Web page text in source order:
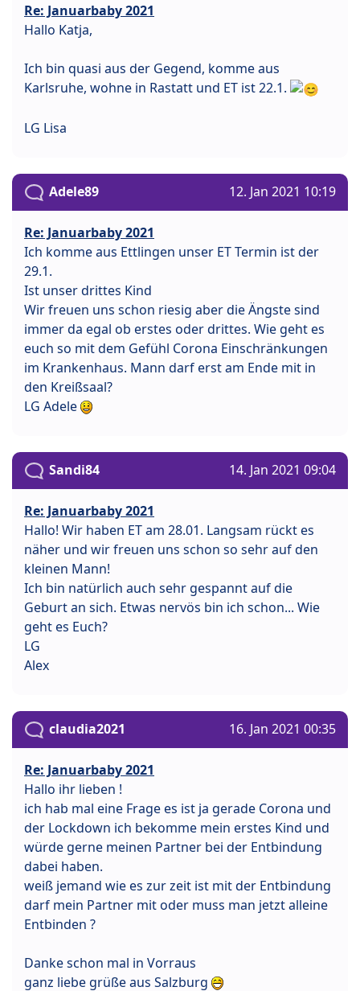
Re: Januarbaby 2021
Hallo Katja,
Ich bin quasi aus der Gegend, komme aus
Karlsruhe, wohne in Rastatt und ET ist 22.1.
LG Lisa
Adele89 12. Jan 2021 10:19
Re: Januarbaby 2021
Ich komme aus Ettlingen unser ET Termin ist der
29.1.
Ist unser drittes Kind
Wir freuen uns schon riesig aber die Ängste sind
immer da egal ob erstes oder drittes. Wie geht es
euch so mit dem Gefühl Corona Einschränkungen
im Krankenhaus. Mann darf erst am Ende mit in
den Kreißsaal?
LG Adele
Sandi84 14. Jan 2021 09:04
Re: Januarbaby 2021
Hallo! Wir haben ET am 28.01. Langsam rückt es
näher und wir freuen uns schon so sehr auf den
kleinen Mann!
Ich bin natürlich auch sehr gespannt auf die
Geburt an sich. Etwas nervös bin ich schon... Wie
geht es Euch?
LG
Alex
claudia2021 16. Jan 2021 00:35
Re: Januarbaby 2021
Hallo ihr lieben !
ich hab mal eine Frage es ist ja gerade Corona und
der Lockdown ich bekomme mein erstes Kind und
würde gerne meinen Partner bei der Entbindung
dabei haben.
weiß jemand wie es zur zeit ist mit der Entbindung
darf mein Partner mit oder muss man jetzt alleine
Entbinden ?
Danke schon mal in Vorraus
ganz liebe grüße aus Salzburg